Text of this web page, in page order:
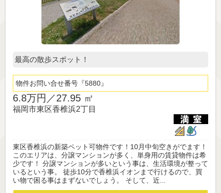
最高の散歩スポット！
物件お問い合せ番号 5880
6.8万円／27.95 ㎡
福岡市東区香椎浜2丁目
東区香椎浜の新築ペット可物件です！10月中旬空きがでます！
このエリアは、分譲マンションが多く、単身用の賃貸物件は希
少です！ 分譲マンションが多いという事は、生活環境が整って
いるという事。 徒歩10分で香椎浜イオンまで行けるので、買
い物で困る事はまずないでしょう。 そして、近...